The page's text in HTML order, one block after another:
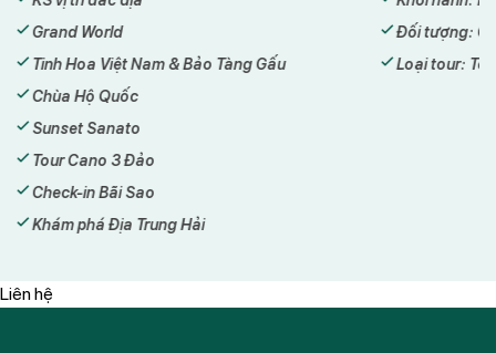
Grand World
Tinh Hoa Việt Nam & Bảo Tàng Gấu
Chùa Hộ Quốc
Sunset Sanato
Tour Cano 3 Đảo
Check-in Bãi Sao
Khám phá Địa Trung Hải
Đối tượng:
Loại tour:
Liên hệ